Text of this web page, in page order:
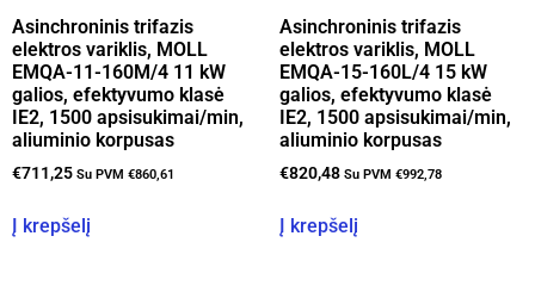
Asinchroninis trifazis
elektros variklis, MOLL
EMQA-11-160M/4 11 kW
galios, efektyvumo klasė
IE2, 1500 apsisukimai/min,
aliuminio korpusas
€711,25 Su PVM €860,61
Į krepšelį
Asinchroninis trifazis
elektros variklis, MOLL
EMQA-15-160L/4 15 kW
galios, efektyvumo klasė
IE2, 1500 apsisukimai/min,
aliuminio korpusas
€820,48 Su PVM €992,78
Į krepšelį